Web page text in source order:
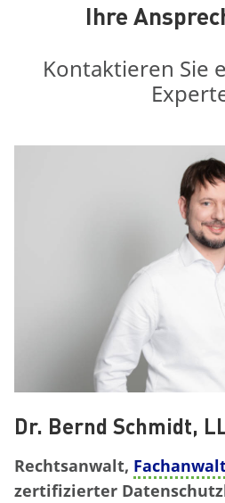
Ihre
Kontaktieren Sie
Dr. Bernd Schmidt,
Rechtsanwalt,
zertifizierter